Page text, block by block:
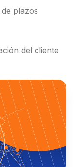
plazos
del cliente